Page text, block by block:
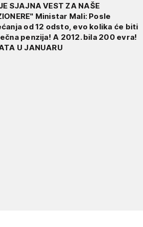
SJAJNA VEST ZA NAŠE
Ministar Mali: Posle
od 12 odsto, evo kolika će biti
penzija! A 2012. bila 200 evra!
U JANUARU